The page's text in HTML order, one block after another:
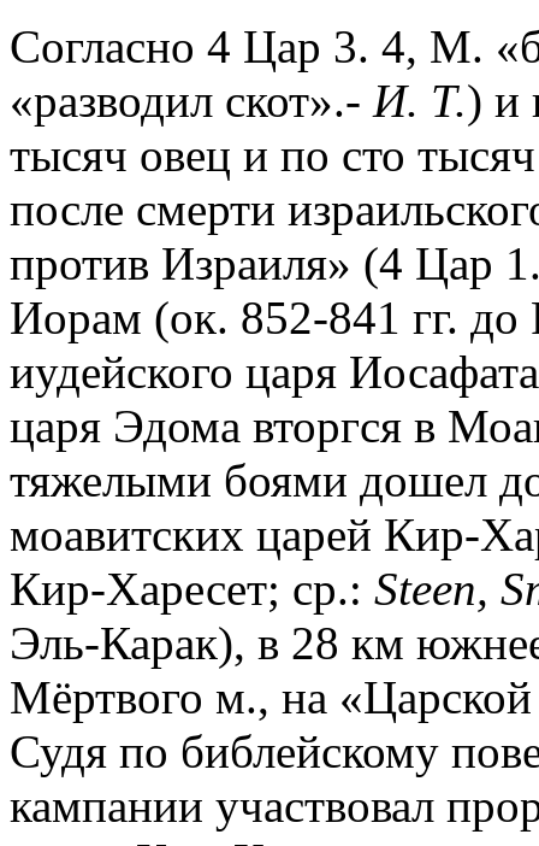
Согласно 4 Цар 3. 4, М.
«разводил скот».- И. Т.) и
тысяч овец и по сто
после смерти
против Израиля» (4 Цар
Иорам (ок. 852-841 гг.
иудейского царя
царя Эдома вторгся в
тяжелыми боями дошел
моавитских царей Кир-
Кир-Харесет; ср.: Steen,
Эль-Карак), в 28 км
Мёртвого м., на
Судя по библейскому
кампании участвовал